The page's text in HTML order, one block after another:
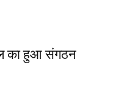
का हुआ संगठन